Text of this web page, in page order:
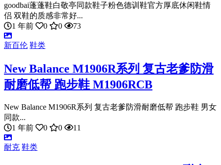
goodbai蓬蓬鞋白敬亭同款鞋子粉色德训鞋官方厚底休闲鞋情
侣 双鞋的质感非常好...
1 年前
0 0 73
新百伦 鞋类
New Balance M1906R系列 复古老爹防滑
耐磨低帮 跑步鞋 M1906RCB
New Balance M1906R系列 复古老爹防滑耐磨低帮 跑步鞋 男女
同款...
1 年前
0 0 11
耐克 鞋类